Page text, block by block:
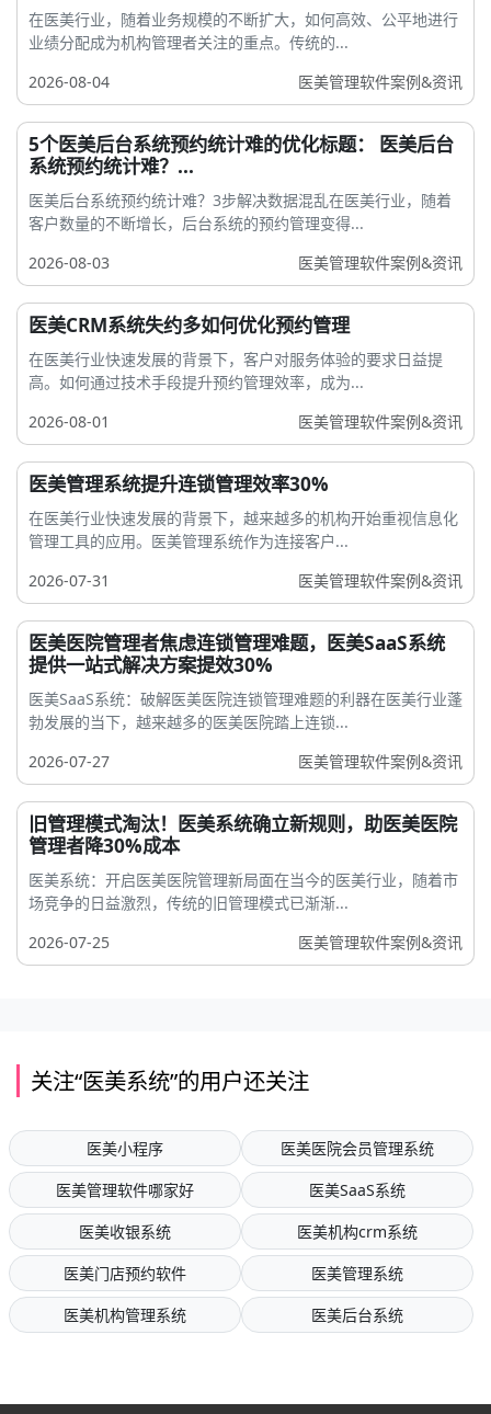
在医美行业，随着业务规模的不断扩大，如何高效、公平地进行
业绩分配成为机构管理者关注的重点。传统的...
2026-08-04
医美管理软件案例&资讯
5个医美后台系统预约统计难的优化标题： 医美后台
系统预约统计难？...
医美后台系统预约统计难？3步解决数据混乱在医美行业，随着
客户数量的不断增长，后台系统的预约管理变得...
2026-08-03
医美管理软件案例&资讯
医美CRM系统失约多如何优化预约管理
在医美行业快速发展的背景下，客户对服务体验的要求日益提
高。如何通过技术手段提升预约管理效率，成为...
2026-08-01
医美管理软件案例&资讯
医美管理系统提升连锁管理效率30%
在医美行业快速发展的背景下，越来越多的机构开始重视信息化
管理工具的应用。医美管理系统作为连接客户...
2026-07-31
医美管理软件案例&资讯
医美医院管理者焦虑连锁管理难题，医美SaaS系统
提供一站式解决方案提效30%
医美SaaS系统：破解医美医院连锁管理难题的利器在医美行业蓬
勃发展的当下，越来越多的医美医院踏上连锁...
2026-07-27
医美管理软件案例&资讯
旧管理模式淘汰！医美系统确立新规则，助医美医院
管理者降30%成本
医美系统：开启医美医院管理新局面在当今的医美行业，随着市
场竞争的日益激烈，传统的旧管理模式已渐渐...
2026-07-25
医美管理软件案例&资讯
关注“医美系统”的用户还关注
医美小程序
医美医院会员管理系统
医美管理软件哪家好
医美SaaS系统
医美收银系统
医美机构crm系统
医美门店预约软件
医美管理系统
医美机构管理系统
医美后台系统